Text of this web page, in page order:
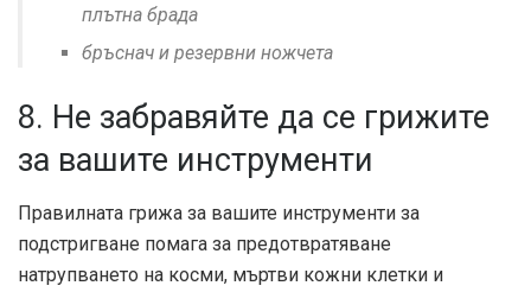
плътна брада
бръснач и резервни ножчета
8. Не забравяйте да се грижите
за вашите инструменти
Правилната грижа за вашите инструменти за
подстригване помага за предотвратяване
натрупването на косми, мъртви кожни клетки и